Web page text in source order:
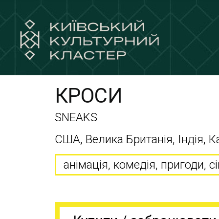
КРОСИ
SNEAKS
США, Велика Британія, Індія,
анімація, комедія, пригоди,